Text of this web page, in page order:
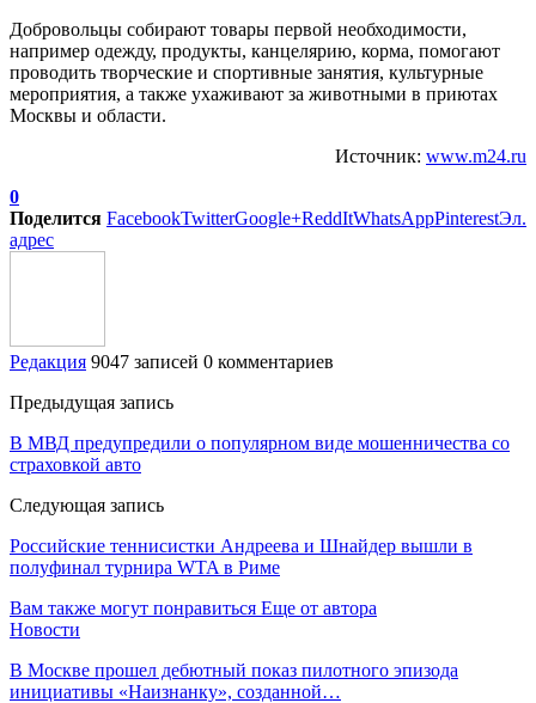
Добровольцы собирают товары первой необходимости,
например одежду, продукты, канцелярию, корма, помогают
проводить творческие и спортивные занятия, культурные
мероприятия, а также ухаживают за животными в приютах
Москвы и области.
Источник: www.m24.ru
0
Поделится FacebookTwitterGoogle+ReddItWhatsAppPinterestЭл.
адрес
Редакция 9047 записей 0 комментариев
Предыдущая запись
В МВД предупредили о популярном виде мошенничества со
страховкой авто
Следующая запись
Российские теннисистки Андреева и Шнайдер вышли в
полуфинал турнира WTA в Риме
Вам также могут понравиться Еще от автора
Новости
В Москве прошел дебютный показ пилотного эпизода
инициативы «Наизнанку», созданной…